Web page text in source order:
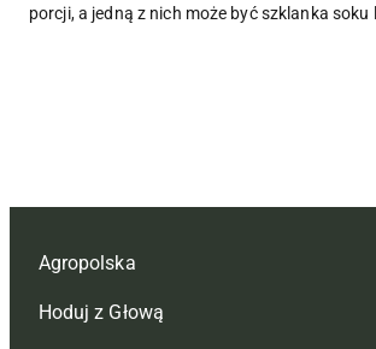
porcji, a jedną z nich może być szklanka
Agropolska
Redakcja
Hoduj z Głową